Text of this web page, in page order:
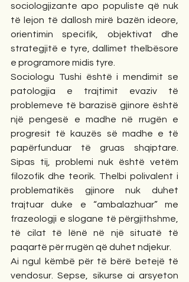
sociologjizante apo populiste që nuk
të lejon të dallosh mirë bazën ideore,
orientimin specifik, objektivat dhe
strategjitë e tyre, dallimet thelbësore
e programore midis tyre.
Sociologu Tushi është i mendimit se
patologjia e trajtimit evaziv të
problemeve të barazisë gjinore është
një pengesë e madhe në rrugën e
progresit të kauzës së madhe e të
papërfunduar të gruas shqiptare.
Sipas tij, problemi nuk është vetëm
filozofik dhe teorik. Thelbi polivalent i
problematikës gjinore nuk duhet
trajtuar duke e “ambalazhuar” me
frazeologji e slogane të përgjithshme,
të cilat të lënë në një situatë të
paqartë për rrugën që duhet ndjekur.
Ai ngul këmbë për të bërë betejë të
vendosur. Sepse, sikurse ai arsyeton